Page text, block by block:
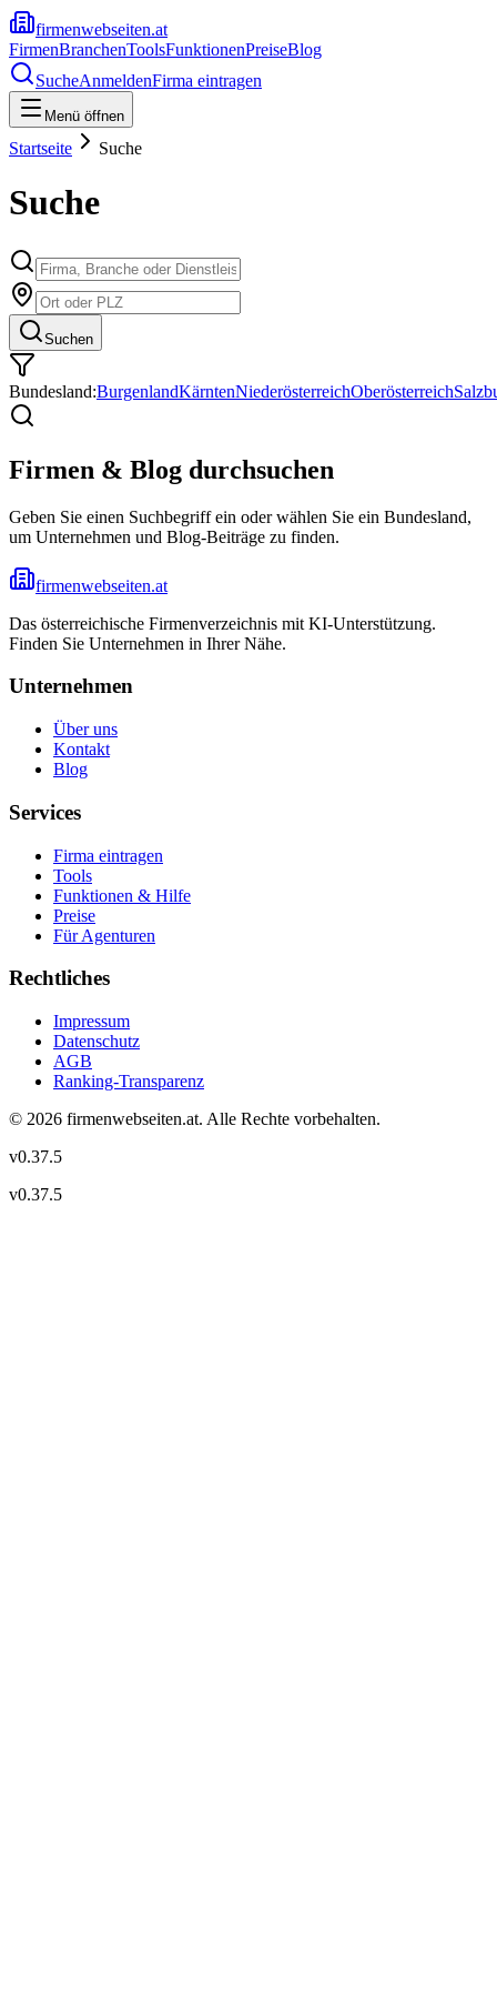
firmenwebseiten.at
FirmenBranchenToolsFunktionenPreiseBlog
SucheAnmeldenFirma eintragen
Menü öffnen
Startseite Suche
Suche
Suchen
Bundesland:BurgenlandKärntenNiederösterreichOberösterreich
Firmen & Blog durchsuchen
Geben Sie einen Suchbegriff ein oder wählen Sie ein Bundesland,
um Unternehmen und Blog-Beiträge zu finden.
firmenwebseiten.at
Das österreichische Firmenverzeichnis mit KI-Unterstützung.
Finden Sie Unternehmen in Ihrer Nähe.
Unternehmen
Über uns
Kontakt
Blog
Services
Firma eintragen
Tools
Funktionen & Hilfe
Preise
Für Agenturen
Rechtliches
Impressum
Datenschutz
AGB
Ranking-Transparenz
© 2026 firmenwebseiten.at. Alle Rechte vorbehalten.
v0.37.5
v0.37.5